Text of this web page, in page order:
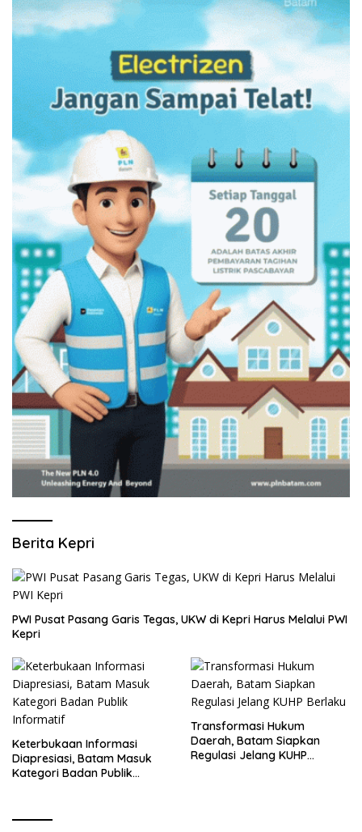
Berita Kepri
PWI Pusat Pasang Garis Tegas, UKW di Kepri Harus Melalui PWI
Kepri
Keterbukaan Informasi
Diapresiasi, Batam Masuk
Kategori Badan Publik
Transformasi Hukum
Daerah, Batam Siapkan
Regulasi Jelang KUHP